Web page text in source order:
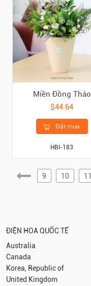
Miền Đồng Thảo
$44.64
Đặt mua
HBI-183
9 10 11
ĐIỆN HOA QUỐC TẾ
Australia
Canada
Korea, Republic of
United Kingdom